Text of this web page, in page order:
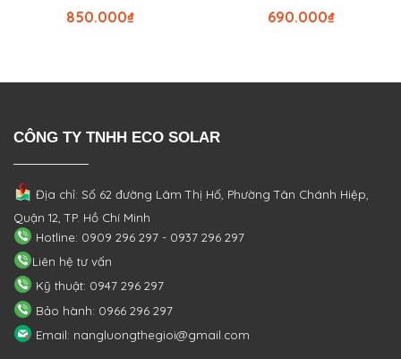
₫
850.000 ₫
690.000
CÔNG TY TNHH ECO SOLAR
Địa chỉ: Số 62 đường Lâm Thị Hố, PhườngTân Chánh Hiệp,
Quận 12, TP. Hồ Chí Minh
Hotline: 0909 296 297 - 0937 296 297
Liên hệ tư vấn
Kỹ thuật: 0947 296 297
Bảo hành: 0966 296 297
Email: nangluongthegioi@gmail.com